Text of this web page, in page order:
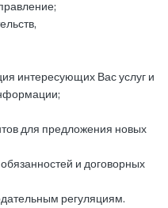
интересующих Вас услуг и
для предложения новых
и договорных
регуляциям.